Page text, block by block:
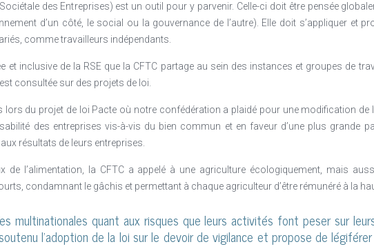
pour peu qu’ils soient déployés à bon escient, les outils
qu’il s’agit d’impliquer les salariés. Et ça tombe bien ! En matière de RSE,
ce que l’on cherche … pour que le sujet ne reste ni l’apanage de la direction,
et environnementaux dans leur stratégie et leur activité.
Sociétale des Entreprises) est un outil pour y parvenir. Celle-ci doit être pensée
d’un côté, le social ou la gouvernance de l’autre). Elle doit s’appliquer et
comme travailleurs indépendants.
et inclusive de la RSE que la CFTC partage au sein des instances et groupes de
consultée sur des projets de loi.
lors du projet de loi Pacte où notre confédération a plaidé pour une modification de
des entreprises vis-à-vis du bien commun et en faveur d’une plus grande
résultats de leurs entreprises.
de l’alimentation, la CFTC a appelé à une agriculture écologiquement, mais
condamnant le gâchis et permettant à chaque agriculteur d’être rémunéré à la
multinationales quant aux risques que leurs activités font peser sur
l’adoption de la loi sur le devoir de vigilance et propose de